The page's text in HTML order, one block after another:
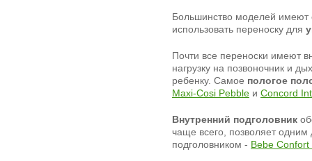
Большинство моделей
использовать переноску для
Почти все переноски имеют
нагрузку на позвоночник и
ребенку. Самое пологое
Maxi-Cosi Pebble и Concord
Внутренний подголовник
чаще всего, позволяет
подголовником - Bebe